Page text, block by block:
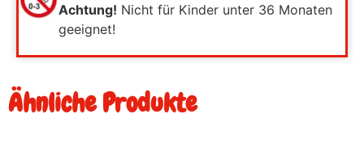
Achtung! Nicht für Kinder unter 36 Monaten
geeignet!
Ähnliche Produkte